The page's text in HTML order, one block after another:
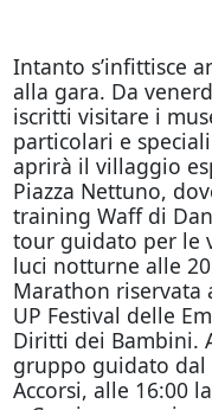
Intanto s’infittisce
alla gara. Da
iscritti visitare i
particolari e
aprirà il villaggio
Piazza Nettuno,
training Waff di
tour guidato per le
luci notturne alle
Marathon riservata
UP Festival delle
Diritti dei Bambini.
gruppo guidato dal
Accorsi, alle 16:00